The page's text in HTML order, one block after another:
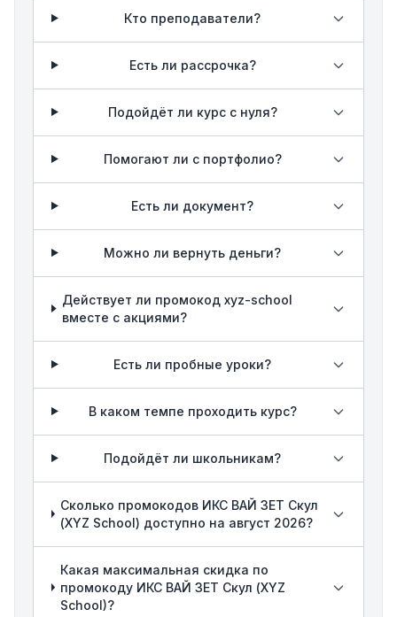
Кто преподаватели?
Есть ли рассрочка?
Подойдёт ли курс с нуля?
Помогают ли с портфолио?
Есть ли документ?
Можно ли вернуть деньги?
Действует ли промокод xyz-school
вместе с акциями?
Есть ли пробные уроки?
В каком темпе проходить курс?
Подойдёт ли школьникам?
Сколько промокодов ИКС ВАЙ ЗЕТ Скул
(XYZ School) доступно на август 2026?
Какая максимальная скидка по
промокоду ИКС ВАЙ ЗЕТ Скул (XYZ
School)?